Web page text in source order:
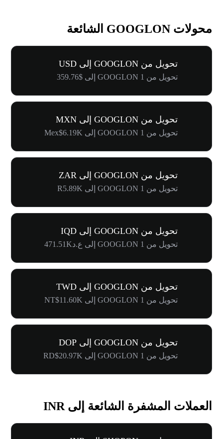
محولات GOOGLON الشائعة
تحويل من GOOGLON إلى USD
تحويل من 1 GOOGLON إلى $359.76
تحويل من GOOGLON إلى MXN
تحويل من 1 GOOGLON إلى Mex$6.19K
تحويل من GOOGLON إلى ZAR
تحويل من 1 GOOGLON إلى R5.89K
تحويل من GOOGLON إلى IQD
تحويل من 1 GOOGLON إلى ع.د471.51K
تحويل من GOOGLON إلى TWD
تحويل من 1 GOOGLON إلى NT$11.60K
تحويل من GOOGLON إلى DOP
تحويل من 1 GOOGLON إلى RD$20.97K
العملات المشفرة الشائعة إلى INR